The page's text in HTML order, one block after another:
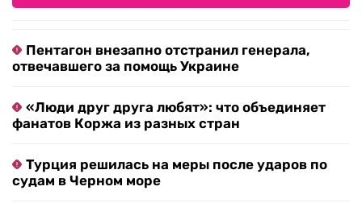
Пентагон внезапно отстранил генерала,
отвечавшего за помощь Украине
«Люди друг друга любят»: что объединяет
фанатов Коржа из разных стран
Турция решилась на меры после ударов по
судам в Черном море